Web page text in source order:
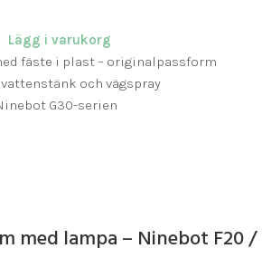
Lägg i varukorg
fäste i plast – originalpassform
och vägspray
G30-serien
med lampa – Ninebot F20 /